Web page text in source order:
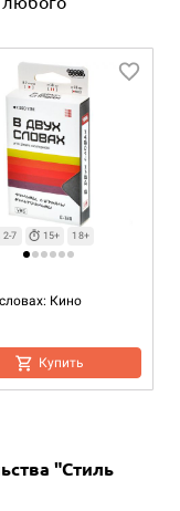
2-7 15+ 18+
Кино
Купить
"Стиль